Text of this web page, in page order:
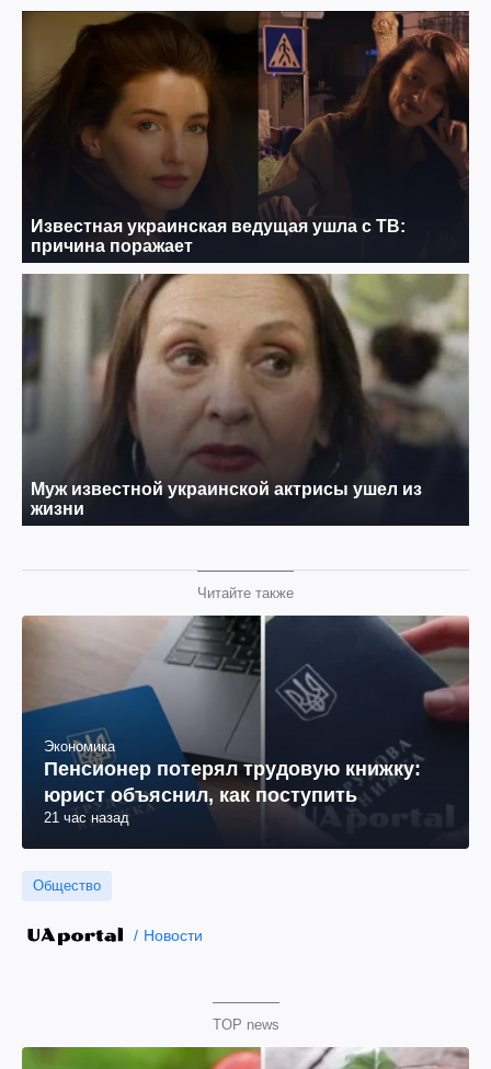
Читайте также
Экономика
Пенсионер потерял трудовую книжку:
юрист объяснил, как поступить
21 час назад
Общество
Новости
TOP news